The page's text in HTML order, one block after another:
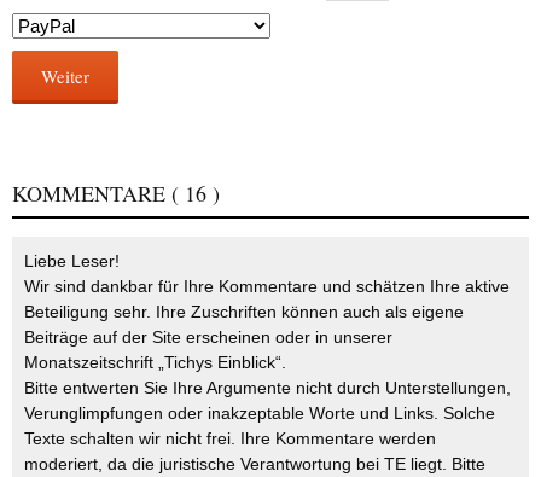
Weiter
KOMMENTARE ( 16 )
Liebe Leser!
Wir sind dankbar für Ihre Kommentare und schätzen Ihre aktive
Beteiligung sehr. Ihre Zuschriften können auch als eigene
Beiträge auf der Site erscheinen oder in unserer
Monatszeitschrift „Tichys Einblick“.
Bitte entwerten Sie Ihre Argumente nicht durch Unterstellungen,
Verunglimpfungen oder inakzeptable Worte und Links. Solche
Texte schalten wir nicht frei. Ihre Kommentare werden
moderiert, da die juristische Verantwortung bei TE liegt. Bitte